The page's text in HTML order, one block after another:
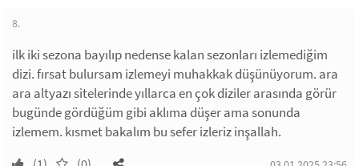
8.
ilk iki sezona bayılıp nedense kalan sezonları izlemediğim
dizi. fırsat bulursam izlemeyi muhakkak düşünüyorum. ara
ara altyazı sitelerinde yıllarca en çok diziler arasında görür
bugünde gördüğüm gibi aklıma düşer ama sonunda
izlemem. kısmet bakalım bu sefer izleriz inşallah.